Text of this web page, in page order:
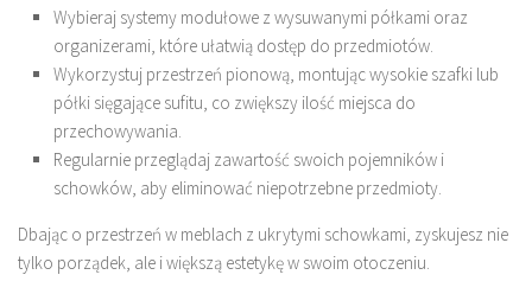
Wybieraj systemy modułowe z wysuwanymi półkami oraz
organizerami, które ułatwią dostęp do przedmiotów.
Wykorzystuj przestrzeń pionową, montując wysokie szafki lub
półki sięgające sufitu, co zwiększy ilość miejsca do
przechowywania.
Regularnie przeglądaj zawartość swoich pojemników i
schowków, aby eliminować niepotrzebne przedmioty.
Dbając o przestrzeń w meblach z ukrytymi schowkami, zyskujesz nie
tylko porządek, ale i większą estetykę w swoim otoczeniu.